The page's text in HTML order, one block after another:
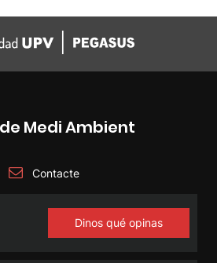
Medi Ambient
Contacte
Dinos qué opinas